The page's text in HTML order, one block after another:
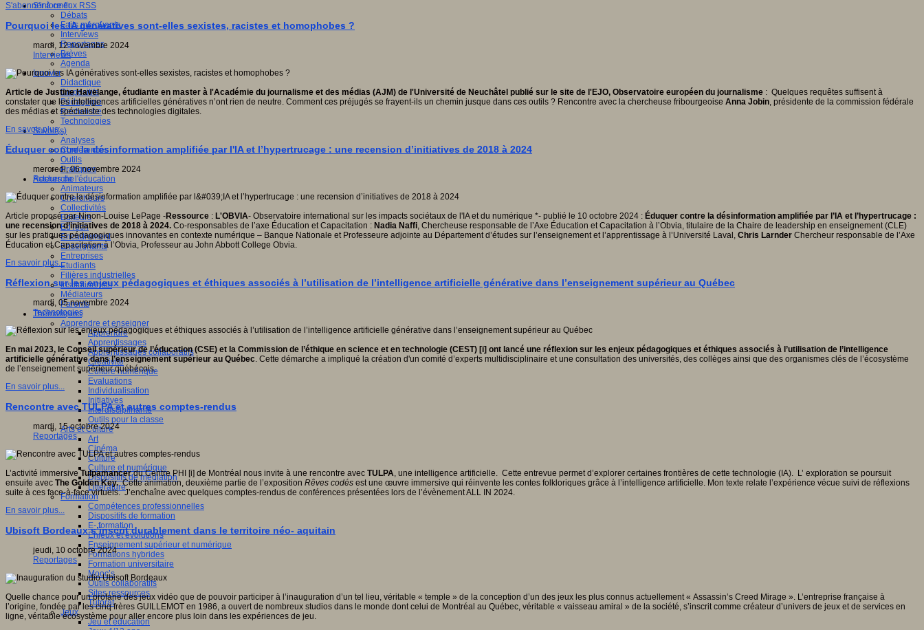
S'informer
Débats
Faits marquants
Interviews
Reportages
Brèves
Agenda
Innover
Didactique
Dispositifs
Pédagogie
Recherche
Technologies
Savoir(s)
Analyses
Conférences
Outils
Pratiques
Acteurs de l'éducation
Animateurs
Chercheurs
Collectivités
Editeurs
EdTech
Encadrement
Enseignants
Entreprises
Etudiants
Filières industrielles
Institutionnels
Médiateurs
Parents
Thématiques
Apprendre et enseigner
Apprendre
Apprentissages
Apprentissages collaboratifs
Créativité
Culture numérique
Evaluations
Individualisation
Initiatives
Interdisciplinarité
Outils pour la classe
Arts et Culture
Art
Cinéma
Culture
Culture et numérique
Dispositifs de médiation
Littérature
Formation
Compétences professionnelles
Dispositifs de formation
E- formation
Enjeux et évolutions
Enseignement supérieur et numérique
Formations hybrides
Formation universitaire
Mooc’s
Outils collaboratifs
Sites ressources
Tutorat
Jeux
Jeu et éducation
S'abonner à ce flux RSS
Pourquoi les IA génératives sont-elles sexistes, racistes et homophobes ?
mardi, 12 novembre 2024
Interviews
Article de Justine Havelange, étudiante en master à l'Académie du journalisme et des médias (AJM) de l'Université de Neuchâtel publié sur le site de l'EJO, Observatoire européen du journalisme : Quelques requêtes suffisent à
constater que les intelligences artificielles génératives n’ont rien de neutre. Comment ces préjugés se frayent-ils un chemin jusque dans ces outils ? Rencontre avec la chercheuse fribourgeoise Anna Jobin, présidente de la commission fédérale
des médias et spécialiste des technologies digitales.
En savoir plus...
Éduquer contre la désinformation amplifiée par l'IA et l’hypertrucage : une recension d’initiatives de 2018 à 2024
mercredi, 06 novembre 2024
Recherche
Article proposé par Ninon-Louise LePage -Ressource : L'OBVIA- Observatoire international sur les impacts sociétaux de l'IA et du numérique *- publié le 10 octobre 2024 : Éduquer contre la désinformation amplifiée par l’IA et l’hypertrucage :
une recensiond’initiatives de 2018 à 2024. Co-responsables de l’axe Éducation et Capacitation : Nadia Naffi, Chercheuse responsable de l’Axe Éducation et Capacitation à l’Obvia, titulaire de la Chaire de leadership en enseignement (CLE)
sur les pratiques pédagogiques innovantes en contexte numérique – Banque Nationale et Professeure adjointe au Département d’études sur l’enseignement et l’apprentissage à l’Université Laval, Chris Larnder Chercheur responsable de l’Axe
Éducation et Capacitation à l’Obvia, Professeur au John Abbott College Obvia.
En savoir plus...
Réflexion sur les enjeux pédagogiques et éthiques associés à l’utilisation de l’intelligence artificielle générative dans l’enseignement supérieur au Québec
mardi, 05 novembre 2024
Technologies
En mai 2023, le Conseil supérieur de l’éducation (CSE) et la Commission de l’éthique en science et en technologie (CEST) [i] ont lancé une réflexion sur les enjeux pédagogiques et éthiques associés à l’utilisation de l’intelligence
artificielle générative dans l’enseignement supérieur au Québec. Cette démarche a impliqué la création d'un comité d’experts multidisciplinaire et une consultation des universités, des collèges ainsi que des organismes clés de l’écosystème
de l’enseignement supérieur québécois.
En savoir plus...
Rencontre avec TULPA et autres comptes-rendus
mardi, 15 octobre 2024
Reportages
L’activité immersive Tulpamancerdu Centre PHI [i] de Montréal nous invite à une rencontre avec TULPA, une intelligence artificielle. Cette entrevue permet d’explorer certaines frontières de cette technologie (IA). L’ exploration se poursuit
ensuite avec The Golden Key.Cette animation, deuxième partie de l’exposition Rêves codés est une œuvre immersive qui réinvente les contes folkloriques grâce à l’intelligence artificielle. Mon texte relate l’expérience vécue suivi de réflexions
suite à ces face-à-face virtuels. J’enchaîne avec quelques comptes-rendus de conférences présentées lors de l’évènement ALL IN 2024.
En savoir plus...
Ubisoft Bordeaux s’inscrit durablement dans le territoire néo- aquitain
jeudi, 10 octobre 2024
Reportages
Quelle chance pour un profane des jeux vidéo que de pouvoir participer à l’inauguration d’un tel lieu, véritable « temple » de la conception d’un des jeux les plus connus actuellement « Assassin’s Creed Mirage ». L’entreprise française à
l’origine, fondée par les cinq frères GUILLEMOT en 1986, a ouvert de nombreux studios dans le monde dont celui de Montréal au Québec, véritable « vaisseau amiral » de la société, s’inscrit comme créateur d’univers de jeux et de services en
ligne, véritable écosystème pour aller encore plus loin dans les expériences de jeu.